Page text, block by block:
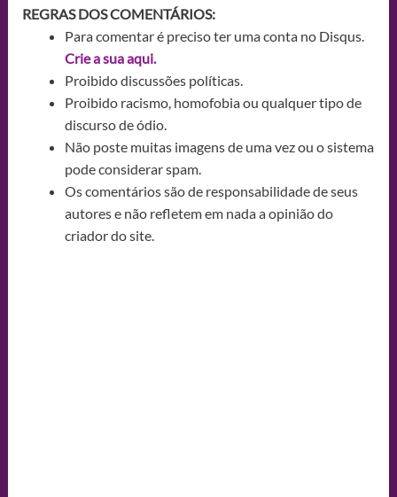
REGRAS DOS COMENTÁRIOS:
Para comentar é preciso ter uma conta no Disqus.
Crie a sua aqui.
Proibido discussões políticas.
Proibido racismo, homofobia ou qualquer tipo de
discurso de ódio.
Não poste muitas imagens de uma vez ou o sistema
pode considerar spam.
Os comentários são de responsabilidade de seus
autores e não refletem em nada a opinião do
criador do site.